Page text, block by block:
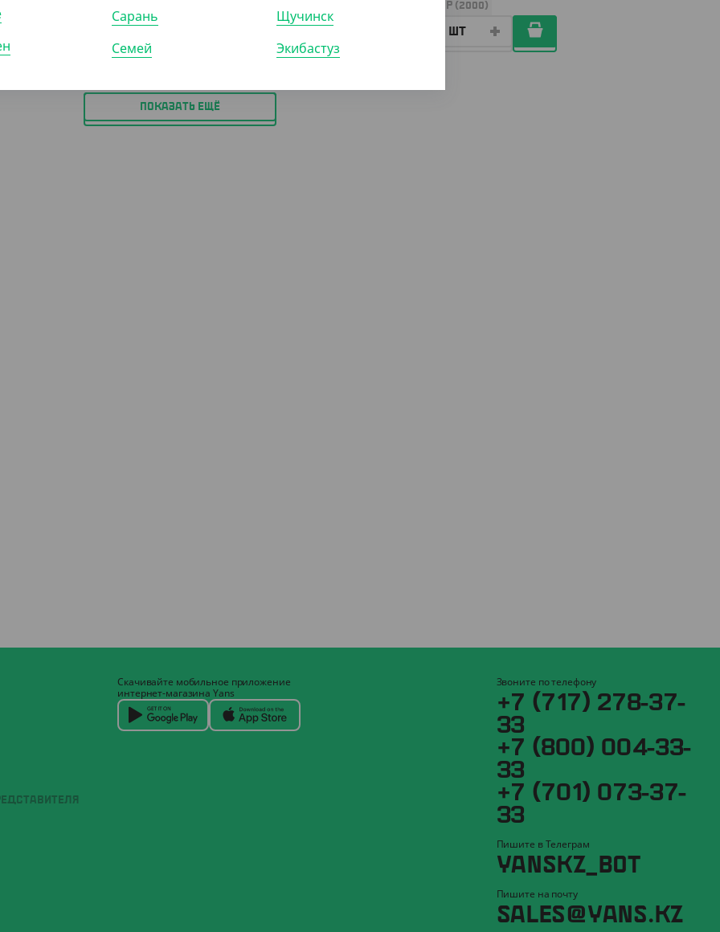
КОР (2000)
ПОКАЗАТЬ ЕЩЁ
Скачивайте мобильное приложение
интернет-магазина Yans
Звоните по телефону
+7 (717) 278-37-
33
+7 (800) 004-33-
33
+7 (701) 073-37-
33
Пишите в Телеграм
YANSKZ_BOT
Пишите на почту
SALES@YANS.KZ
Сарань
Семей
Щучинск
Экибастуз